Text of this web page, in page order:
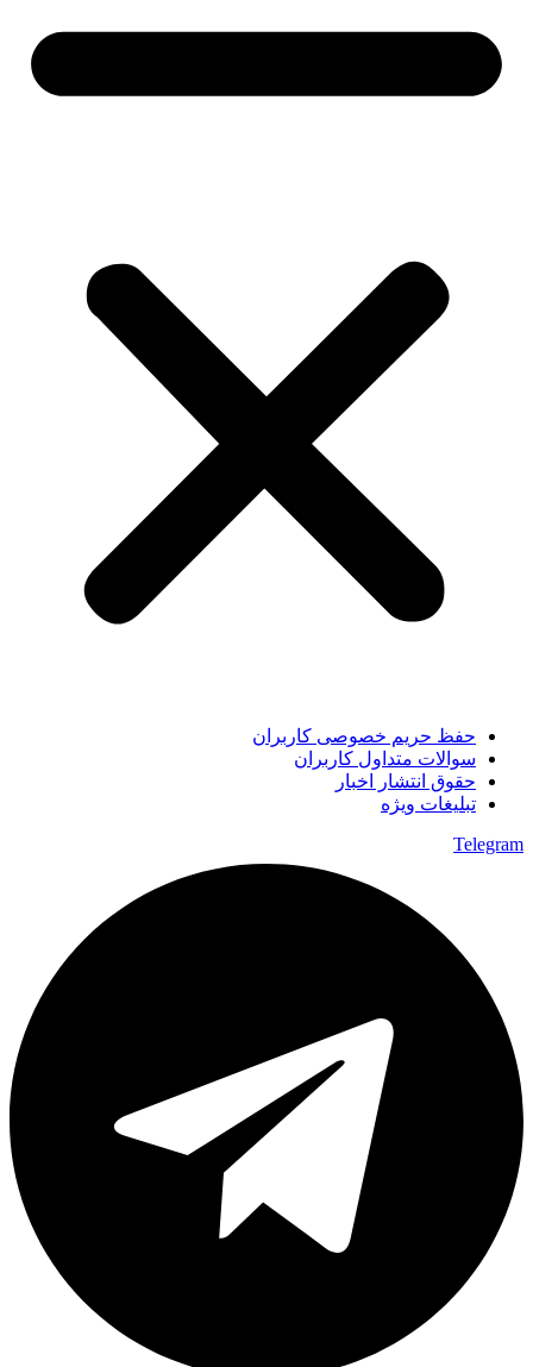
حفظ حریم خصوصی کاربران
سوالات متداول کاربران
حقوق انتشار اخبار
تبلیغات ویژه
Telegram